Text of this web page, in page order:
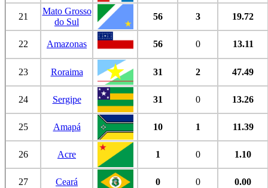
21
Mato Grosso
do Sul
56 3 19.72
22 Amazonas 56 0 13.11
23 Roraima 31 2 47.49
24 Sergipe 31 0 13.26
25 Amapá 10 1 11.39
26 Acre 1 0 1.10
27 Ceará 0 0
0.00